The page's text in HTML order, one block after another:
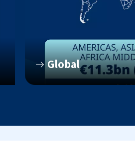
Global